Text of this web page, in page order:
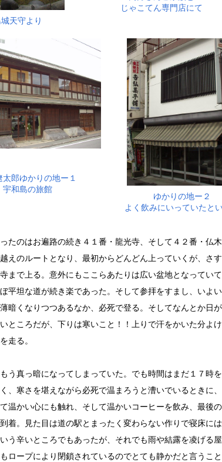
天守より
じゃこてん専門店にて
太郎ゆかりの地ー１
宇和島の旅館
ゆかりの地ー２
よく飲みにいっていたと
のはお遍路の続き４１番・龍光寺、そして４２番・仏
えのルートとなり、最初からどんどん上っていくが、さ
まで上る。意外にもここらあたりは広い盆地となってい
平坦な道が続き楽であった。そして参拝をすまし、いよ
暗くなりつつあるなか、必死で登る。そしてなんとか日
ところだが、下りは寒いこと！！上りで汗をかいた分よ
走る。
真っ暗になってしまっていた。でも時間はまだ１７時
、寒さを堪えながら必死で温まろうと漕いでいるときに
温かい心にも触れ、そして温かいコーヒーを飲み、最後
着。見た目は道の駅とまったく変わらない作りで寝床
う辛いところでもあったが、それでも雨や結露を凌げる
ロープにより閉鎖されているのでとても静かだと言うこ